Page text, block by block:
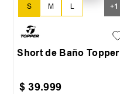
S M L
XL
+1
Short de Baño Topper
$ 39.999